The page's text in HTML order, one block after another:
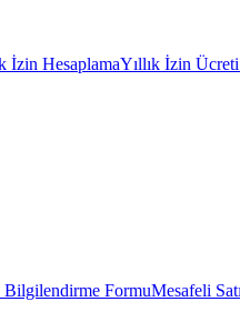
İzin HesaplamaYıllık İzin
Bilgilendirme FormuMesafeli